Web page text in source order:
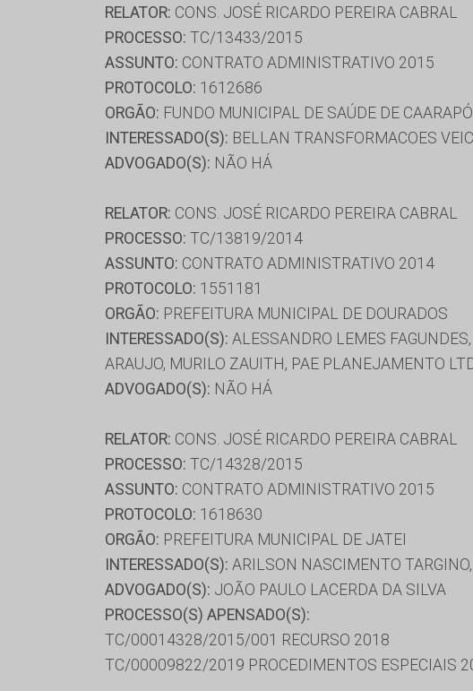
RELATOR: CONS. JOSÉ RICARDO PEREIRA CABRAL
PROCESSO: TC/13433/2015
ASSUNTO: CONTRATO ADMINISTRATIVO 2015
PROTOCOLO: 1612686
ORGÃO: FUNDO MUNICIPAL DE SAÚDE DE CAARAPÓ
INTERESSADO(S): BELLAN TRANSFORMACOES
ADVOGADO(S): NÃO HÁ
RELATOR: CONS. JOSÉ RICARDO PEREIRA CABRAL
PROCESSO: TC/13819/2014
ASSUNTO: CONTRATO ADMINISTRATIVO 2014
PROTOCOLO: 1551181
ORGÃO: PREFEITURA MUNICIPAL DE DOURADOS
INTERESSADO(S): ALESSANDRO LEMES
ARAUJO, MURILO ZAUITH, PAE PLANEJAMENTO
ADVOGADO(S): NÃO HÁ
RELATOR: CONS. JOSÉ RICARDO PEREIRA CABRAL
PROCESSO: TC/14328/2015
ASSUNTO: CONTRATO ADMINISTRATIVO 2015
PROTOCOLO: 1618630
ORGÃO: PREFEITURA MUNICIPAL DE JATEI
INTERESSADO(S): ARILSON NASCIMENTO
ADVOGADO(S): JOÃO PAULO LACERDA DA SILVA
PROCESSO(S) APENSADO(S):
TC/00014328/2015/001 RECURSO 2018
TC/00009822/2019 PROCEDIMENTOS ESPECIAIS